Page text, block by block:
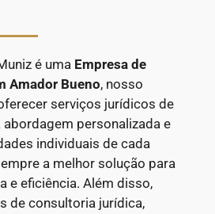
é uma Empresa de
Amador Bueno, nosso
serviços jurídicos de
personalizada e
individuais de cada
a melhor solução para
e eficiência. Além disso,
de consultoria jurídica,